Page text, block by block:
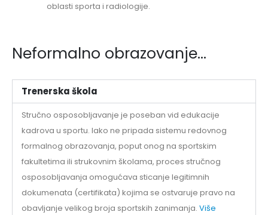
oblasti sporta i radiologije.
Neformalno obrazovanje...
Trenerska škola
Stručno osposobljavanje je poseban vid edukacije
kadrova u sportu. Iako ne pripada sistemu redovnog
formalnog obrazovanja, poput onog na sportskim
fakultetima ili strukovnim školama, proces stručnog
osposobljavanja omogućava sticanje legitimnih
dokumenata (certifikata) kojima se ostvaruje pravo na
obavljanje velikog broja sportskih zanimanja. Više